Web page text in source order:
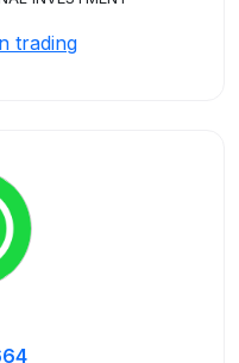
trading